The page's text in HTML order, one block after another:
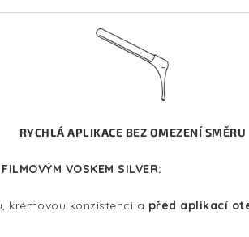
RYCHLÁ APLIKACE BEZ OMEZENÍ SMĚRU
VOSKEM SILVER:
krémovou konzistenci a před aplikací